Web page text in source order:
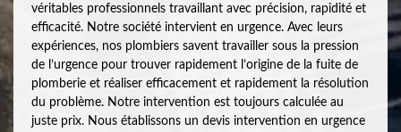
véritables professionnels travaillant avec précision, rapidité et
efficacité. Notre société intervient en urgence. Avec leurs
expériences, nos plombiers savent travailler sous la pression
de l’urgence pour trouver rapidement l’origine de la fuite de
plomberie et réaliser efficacement et rapidement la résolution
du problème. Notre intervention est toujours calculée au
juste prix. Nous établissons un devis intervention en urgence